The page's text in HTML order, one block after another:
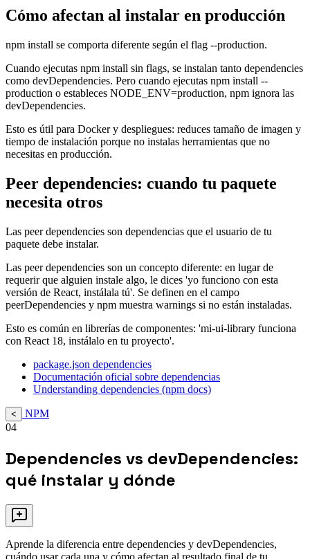
Cómo afectan al instalar en producción
npm install se comporta diferente según el flag --production.
Cuando ejecutas npm install sin flags, se instalan tanto dependencies
como devDependencies. Pero cuando ejecutas npm install --
production o estableces NODE_ENV=production, npm ignora las
devDependencies.
Esto es útil para Docker y despliegues: reduces tamaño de imagen y
tiempo de instalación porque no instalas herramientas que no
necesitas en producción.
Peer dependencies: cuando tu paquete
necesita otros
Las peer dependencies son dependencias que el usuario de tu
paquete debe instalar.
Las peer dependencies son un concepto diferente: en lugar de
requerir que alguien instale algo, le dices 'yo funciono con esta
versión de React, instálala tú'. Se definen en el campo
peerDependencies y npm muestra warnings si no están instaladas.
Esto es común en librerías de componentes: 'mi-ui-library funciona
con React 18, instálalo en tu proyecto'.
package.json dependencies
Documentación oficial sobre dependencias
Understanding dependencies (npm docs)
<
NPM
04
Dependencies vs devDependencies:
qué instalar y dónde
Aprende la diferencia entre dependencies y devDependencies,
cuándo usar cada una y cómo afectan al resultado final de tu